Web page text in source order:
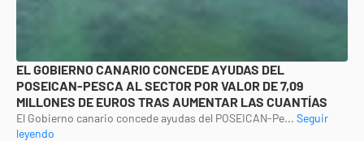
EL GOBIERNO CANARIO CONCEDE AYUDAS DEL
POSEICAN-PESCA AL SECTOR POR VALOR DE 7,09
MILLONES DE EUROS TRAS AUMENTAR LAS CUANTÍAS
El Gobierno canario concede ayudas del POSEICAN-Pe... Seguir
leyendo